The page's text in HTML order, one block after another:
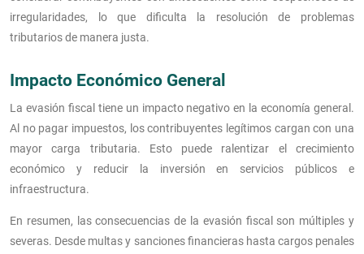
irregularidades, lo que dificulta la resolución de problemas
tributarios de manera justa.
Impacto Económico General
La evasión fiscal tiene un impacto negativo en la economía general.
Al no pagar impuestos, los contribuyentes legítimos cargan con una
mayor carga tributaria. Esto puede ralentizar el crecimiento
económico y reducir la inversión en servicios públicos e
infraestructura.
En resumen, las consecuencias de la evasión fiscal son múltiples y
severas. Desde multas y sanciones financieras hasta cargos penales